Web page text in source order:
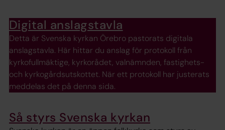
Digital anslagstavla
Detta är Svenska kyrkan Örebro pastorats digitala
anslagstavla. Här hittar du anslag för protokoll från
kyrkofullmäktige, kyrkorådet, valnämnden, fastighets-
och kyrkogårdsutskottet. När ett protokoll har justerats
meddelas det på denna sida.
Så styrs Svenska kyrkan